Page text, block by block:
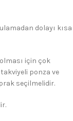
dolayı kısa
için çok
ponza ve
seçilmelidir.